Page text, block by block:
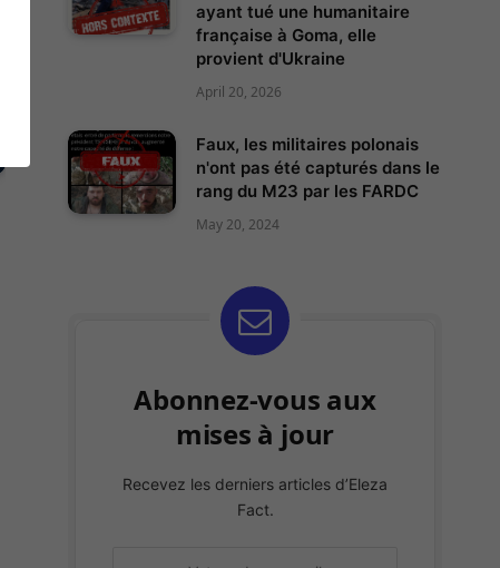
ayant tué une humanitaire
française à Goma, elle
provient d'Ukraine
April 20, 2026
Faux, les militaires polonais
n'ont pas été capturés dans le
rang du M23 par les FARDC
May 20, 2024
Abonnez-vous aux
mises à jour
Recevez les derniers articles d’Eleza
Fact.